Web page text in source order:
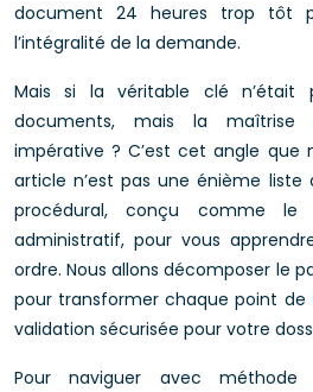
document 24 heures trop tôt
l’intégralité de la demande.
Mais si la véritable clé n’était
documents, mais la maîtrise
impérative ? C’est cet angle que
article n’est pas une énième liste
procédural, conçu comme le
administratif, pour vous
ordre. Nous allons décomposer le
pour transformer chaque point
validation sécurisée pour votre
Pour naviguer avec